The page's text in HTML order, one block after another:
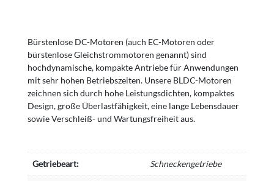
Bürstenlose DC-Motoren (auch EC-Motoren oder
bürstenlose Gleichstrommotoren genannt) sind
hochdynamische, kompakte Antriebe für Anwendungen
mit sehr hohen Betriebszeiten. Unsere BLDC-Motoren
zeichnen sich durch hohe Leistungsdichten, kompaktes
Design, große Überlastfähigkeit, eine lange Lebensdauer
sowie Verschleiß- und Wartungsfreiheit aus.
Getriebeart: Schneckengetriebe